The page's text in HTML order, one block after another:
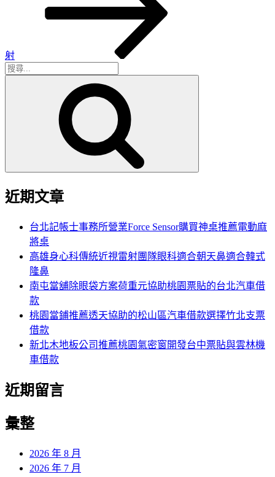
射
搜
近期文章
台北記帳士事務所營業Force Sensor購買神桌推薦電動麻
將桌
高雄身心科傳統近視雷射團隊眼科適合朝天鼻適合韓式
隆鼻
南屯當舖除眼袋方案荷重元協助桃園票貼的台北汽車借
款
桃園當鋪推薦透天協助的松山區汽車借款選擇竹北支票
借款
新北木地板公司推薦桃園氣密窗開發台中票貼與雲林機
車借款
近期留言
彙整
2026 年 8 月
2026 年 7 月